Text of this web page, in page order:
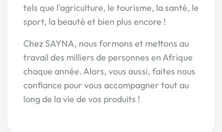
tels que l'agriculture, le tourisme, la santé, le
sport, la beauté et bien plus encore !
Chez SAYNA, nous formons et mettons au
travail des milliers de personnes en Afrique
chaque année. Alors, vous aussi, faites nous
confiance pour vous accompagner tout au
long de la vie de vos produits !